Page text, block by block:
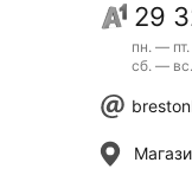
29
пн. — пт.
сб. — вс.